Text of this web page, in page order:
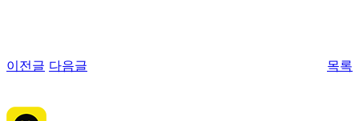
이전글 다음글 목록